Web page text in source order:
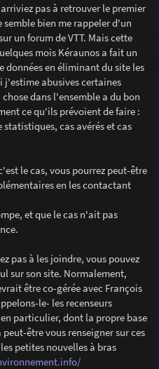
pas à retrouver le premier
semble bien me rappeler d'un
un forum de VTT. Mais cette
mois Kéraunos a fait un
données en éliminant du site les
j'estime abusives certaines
dans l'ensemble a du bon
ce qu'ils prévoient de faire :
cas avérés et cas
le cas, vous pourrez peut-être
en les contactant
et que le cas n'ait pas
pas à les joindre, vous pouvez
sur son site. Normalement,
être co-gérée avec François
le- les recenseurs
particulier, dont la propre base
être vous renseigner sur ces
petites nouvelles à bras